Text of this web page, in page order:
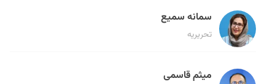
سمانه سمیع
تحریریه
میثم قاسمی